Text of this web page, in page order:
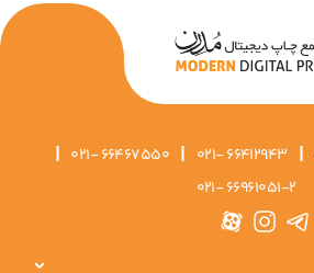
|
021- 66412943
|
021- 66467550
|
021- 66961051-2